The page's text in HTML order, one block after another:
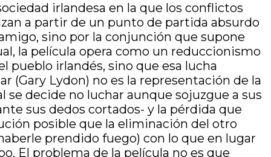
irlandesa en la que los conflictos
a partir de un punto de partida absurdo
sino por la conjunción que supone
la película opera como un reduccionismo
pueblo irlandés, sino que esa lucha
(Gary Lydon) no es la representación de la
se decide no luchar aunque sojuzgue a sus
sus dedos cortados- y la pérdida que
posible que la eliminación del otro
prendido fuego) con lo que en lugar
El problema de la película no es que